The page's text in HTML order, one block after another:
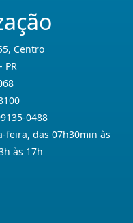
Centro
PR
0488
feira, das 07h30min às
às 17h